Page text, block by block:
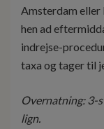
Amsterdam eller
hen ad
indrejse-
taxa og tager til
Overnatning: 3-
lign.